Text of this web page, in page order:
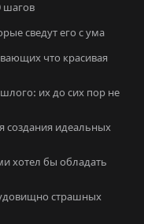
шагов
сведут его с ума
что красивая
их до сих пор не
создания идеальных
хотел бы обладать
страшных